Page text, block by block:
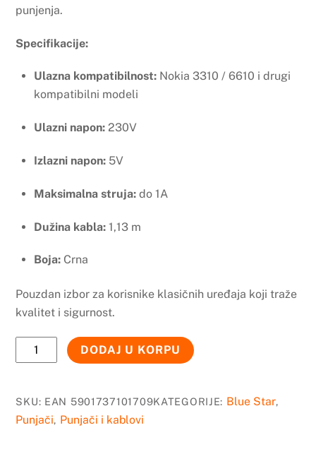
punjenja.
Specifikacije:
Ulazna kompatibilnost: Nokia 3310 / 6610 i drugi
kompatibilni modeli
Ulazni napon: 230V
Izlazni napon: 5V
Maksimalna struja: do 1A
Dužina kabla: 1,13 m
Boja: Crna
Pouzdan izbor za korisnike klasičnih uređaja koji traže
kvalitet i sigurnost.
Blue
Star
Nokia
3310/6610
DODAJ U KORPU
SKU: EAN 5901737101709KATEGORIJE: Blue Star,
Punjači, Punjači i kablovi